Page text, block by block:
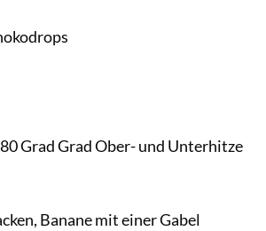
Grad Grad Ober- und Unterhitze
Banane mit einer Gabel